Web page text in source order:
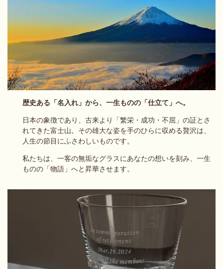
歴史ある「名入れ」から、一生ものの「仕立て」へ。
日本の象徴であり、古来より「繁栄・成功・不屈」の証とさ
れてきた富士山。 その雄大な姿を手のひらに収める贅沢は、
人生の節目にふさわしいものです。
私たちは、一客の無垢なグラスにあなたの想いを刻み、 一生
ものの「物語」へと昇華させます。